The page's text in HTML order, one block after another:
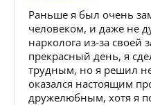
Раньше я был очень
человеком, и даже не
нарколога из-за своей
прекрасный день, я
трудным, но я решил
оказался настоящим
дружелюбным, хотя я